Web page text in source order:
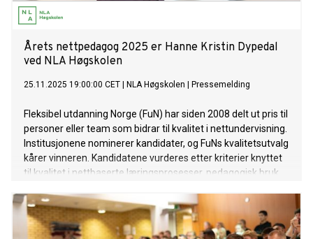
Årets nettpedagog 2025 er Hanne Kristin Dypedal
ved NLA Høgskolen
25.11.2025 19:00:00 CET NLA Høgskolen Pressemelding
Fleksibel utdanning Norge (FuN) har siden 2008 delt ut pris til
personer eller team som bidrar til kvalitet i nettundervisning.
Institusjonene nominerer kandidater, og FuNs kvalitetsutvalg
kårer vinneren. Kandidatene vurderes etter kriterier knyttet
til kvalitet i nettbaserte læringsprosesser, pedagogisk bruk